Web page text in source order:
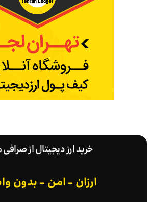
خرید ارز دیجیتال از صرافی
ارزان - امن - بدون